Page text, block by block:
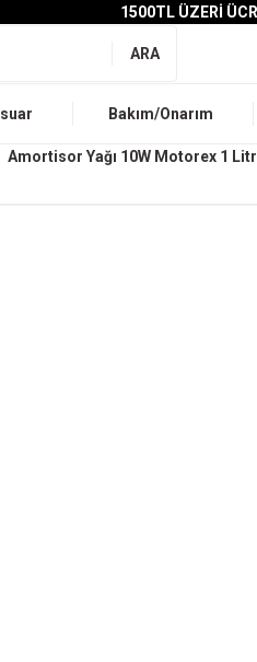
1500TL ÜZERİ
ARA
Bakım/Onarım
Amortisor Yağı 10W Motorex 1